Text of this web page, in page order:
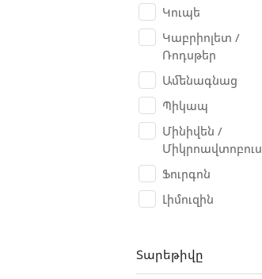
Besturn B50
Bianchi
Bogdan
BORO
BRP Can-am
Bugatti
Buick
Bulls
BYD
CAT
Կուպե
Կաբրիոլետ /
Ռոդսթեր
Ամենագնաց
Պիկապ
Մինիվեն /
Միկրոավտոբուս
Ֆուրգոն
Լիմուզին
Տարեթիվը